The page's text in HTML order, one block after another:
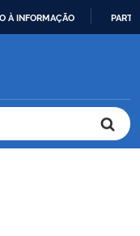
À INFORMAÇÃO